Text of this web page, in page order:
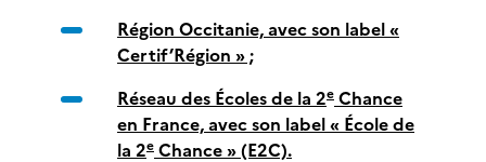
Région Occitanie, avec son label «
Certif’Région » ;
Réseau des Écoles de la 2e Chance
en France, avec son label « École de
la 2e Chance » (E2C).